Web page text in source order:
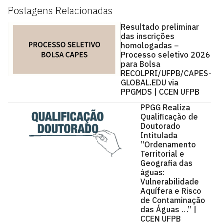
Postagens Relacionadas
Resultado preliminar
das inscrições
homologadas –
Processo seletivo 2026
para Bolsa
RECOLPRI/UFPB/CAPES-
GLOBAL.EDU via
PPGMDS | CCEN UFPB
PPGG Realiza
Qualificação de
Doutorado
Intitulada
“Ordenamento
Territorial e
Geografia das
águas:
Vulnerabilidade
Aquífera e Risco
de Contaminação
das Águas …” |
CCEN UFPB